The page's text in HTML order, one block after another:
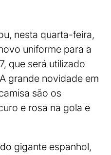
nesta quarta-feira,
uniforme para a
que será utilizado
grande novidade em
são os
e rosa na gola e
gigante espanhol,